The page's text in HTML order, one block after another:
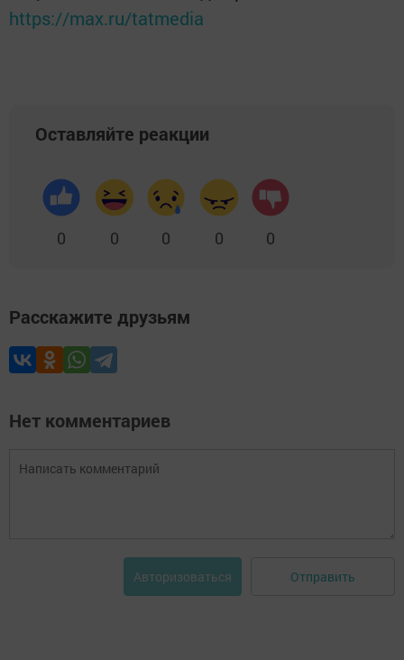
https://max.ru/tatmedia
Оставляйте реакции
0 0 0 0 0
Расскажите друзьям
Нет комментариев
Авторизоваться Отправить